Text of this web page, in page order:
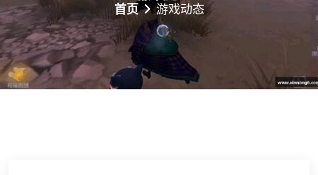
首页 游戏动态